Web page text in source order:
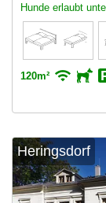
Hunde erlaubt
120m²
Heringsdorf